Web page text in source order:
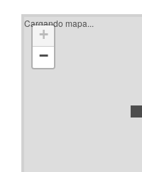
Cargando mapa...
+
−